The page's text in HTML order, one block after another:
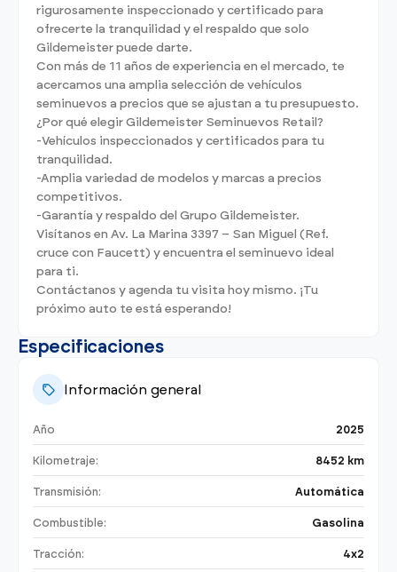
rigurosamente inspeccionado y certificado para
ofrecerte la tranquilidad y el respaldo que solo
Gildemeister puede darte.
Con más de 11 años de experiencia en el mercado, te
acercamos una amplia selección de vehículos
seminuevos a precios que se ajustan a tu presupuesto.
¿Por qué elegir Gildemeister Seminuevos Retail?
-Vehículos inspeccionados y certificados para tu
tranquilidad.
-Amplia variedad de modelos y marcas a precios
competitivos.
-Garantía y respaldo del Grupo Gildemeister.
Visítanos en Av. La Marina 3397 – San Miguel (Ref.
cruce con Faucett) y encuentra el seminuevo ideal
para ti.
Contáctanos y agenda tu visita hoy mismo. ¡Tu
próximo auto te está esperando!
Especificaciones
Información general
Año 2025
Kilometraje: 8452 km
Transmisión: Automática
Combustible: Gasolina
Tracción: 4x2